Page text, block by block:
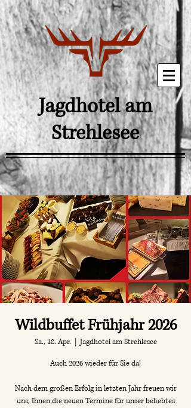
Jagdhotel am
Strehlesee
Wildbuffet Frühjahr 2026
Sa., 18. Apr. Jagdhotel am Strehlesee
Auch 2026 wieder für Sie da!
Nach dem großen Erfolg in letzten Jahr freuen wir
uns, Ihnen die neuen Termine für unser beliebtes